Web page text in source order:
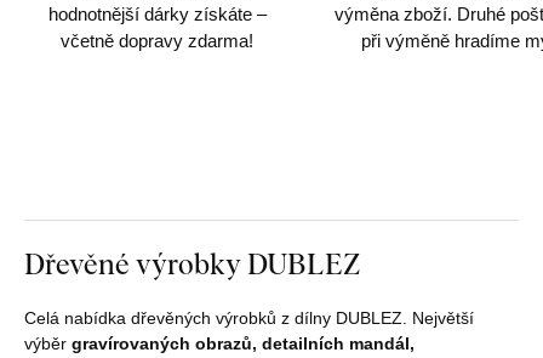
hodnotnější dárky získáte –
včetně dopravy zdarma!
výměna zboží. Druhé
při výměně hradíme
Dřevěné výrobky DUBLEZ
Celá nabídka dřevěných výrobků z dílny DUBLEZ. Největší
výběr gravírovaných obrazů, detailních mandál,